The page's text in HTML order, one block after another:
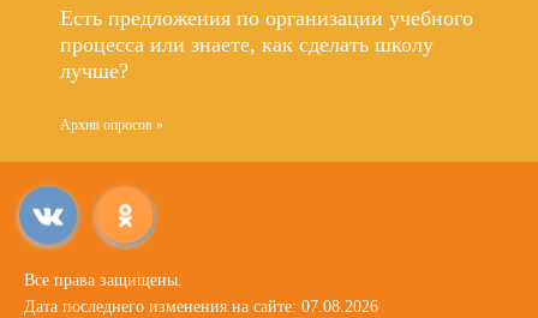
Есть предложения по организации учебного
процесса или знаете, как сделать школу
лучше?
Архив опросов »
Все права защищены.
Дата последнего изменения на сайте: 07.08.2026